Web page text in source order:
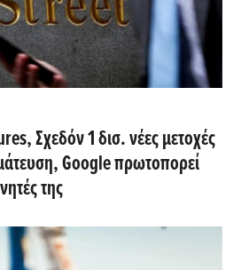
Σχεδόν 1 δισ. νέες μετοχές
Google πρωτοπορεί
της